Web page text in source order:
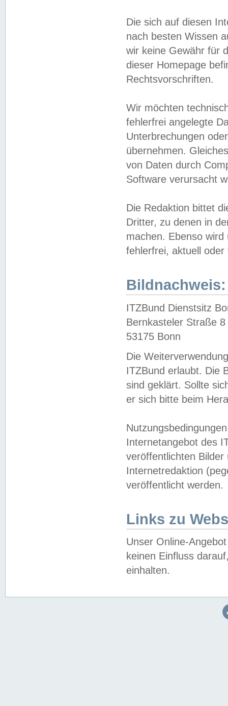
Die sich auf diesen
nach besten Wissen
wir keine Gewähr für
dieser Homepage
Rechtsvorschriften.
Wir möchten
fehlerfrei angelegte
Unterbrechungen
übernehmen.
von Daten durch
Software verursacht
Die Redaktion bittet
Dritter, zu denen in
machen. Ebenso
fehlerfrei, aktuell oder
Bildnachweis:
ITZBund Dienstsitz
Bernkasteler Straße 8
53175 Bonn
Die
ITZBund erlaubt. Die
sind geklärt. Sollte
er sich bitte beim
Internetangebot des
veröffentlichten
Internetredaktion
veröffentlicht werden.
Links zu
Unser Online-
keinen Einfluss
einhalten.